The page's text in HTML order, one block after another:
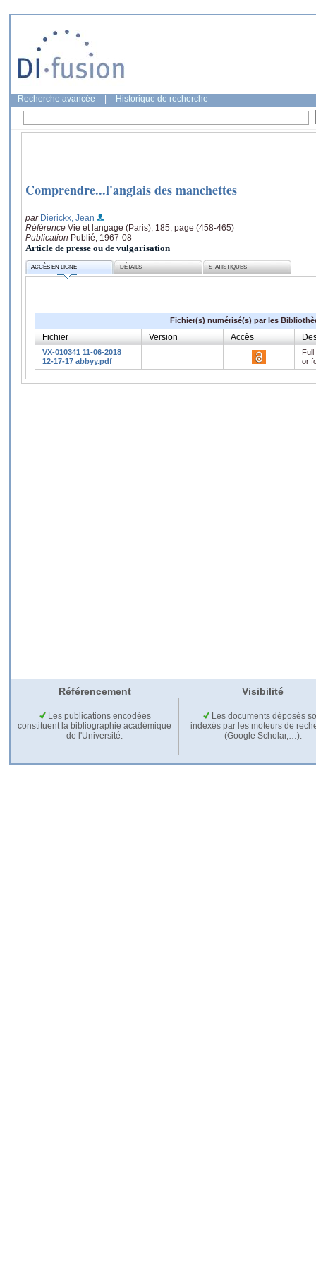
Recherche avancée Historique de recherche
Comprendre...l'anglais des manchettes
par Dierickx, Jean
Référence Vie et langage (Paris), 185, page (458-465)
Publication Publié, 1967-08
Article de presse ou de vulgarisation
ACCÈS EN LIGNE DÉTAILS STATISTIQUES
Fichier(s) numérisé(s) par les
Fichier Version Accès
VX-010341 11-06-2018
12-17-17 abbyy.pdf
or
Référencement Visibilité
Les publications encodées
constituent la bibliographie académique
de l'Université.
Les documents déposés
indexés par les moteurs de
(Google Scholar,…).